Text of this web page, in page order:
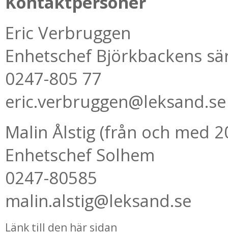
Eric Verbruggen
Enhetschef Björkbackens
0247-805 77
eric.verbruggen@leksand.se
Malin Ålstig (från och med
Enhetschef Solhem
0247-80585
malin.alstig@leksand.se
Länk till den här sidan